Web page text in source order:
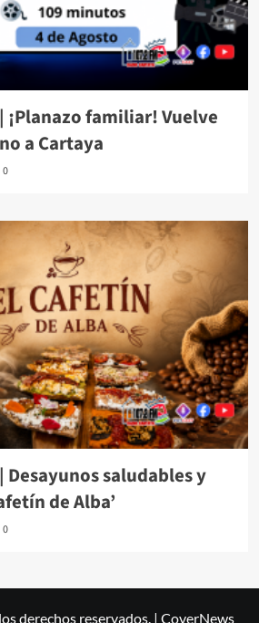
¡Planazo familiar! Vuelve
a Cartaya
0
Desayunos saludables y
de Alba’
0
derechos reservados. | CoverNews